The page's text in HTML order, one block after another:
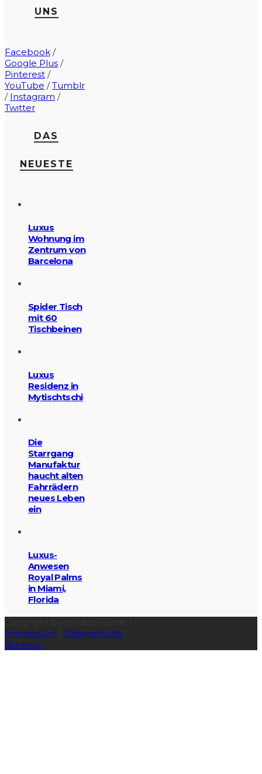
UNS
Facebook /
Google Plus /
Pinterest /
YouTube /Tumblr
/ Instagram /
Twitter
DAS
NEUESTE
Luxus
Wohnung im
Zentrum von
Barcelona
Spider Tisch
mit 60
Tischbeinen
Luxus
Residenz in
Mytischtschi
Die
Starrgang
Manufaktur
haucht alten
Fahrrädern
neues Leben
ein
Luxus-
Anwesen
Royal Palms
in Miami,
Florida
Impressum
Datenschutz
Sitemap